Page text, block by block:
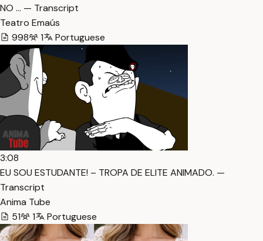
NO … — Transcript
Teatro Emaús
998
1 Portuguese
3:08
EU SOU ESTUDANTE! – TROPA DE ELITE ANIMADO. —
Transcript
Anima Tube
51
1 Portuguese